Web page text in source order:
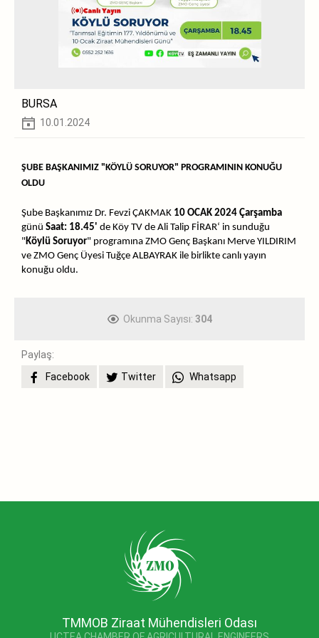
BURSA
10.01.2024
ŞUBE BAŞKANIMIZ "KÖYLÜ SORUYOR" PROGRAMININ KONUĞU
OLDU
Şube Başkanımız Dr. Fevzi ÇAKMAK 10 OCAK 2024 Çarşamba
günü Saat: 18.45' de Köy TV de Ali Talip FİRAR‘ in sunduğu
" Köylü Soruyor" programına ZMO Genç Başkanı Merve YILDIRIM
ve ZMO Genç Üyesi Tuğçe ALBAYRAK ile birlikte canlı yayın
konuğu oldu.
Okunma Sayısı: 304
Paylaş:
Facebook
Twitter Whatsapp
TMMOB Ziraat Mühendisleri Odası